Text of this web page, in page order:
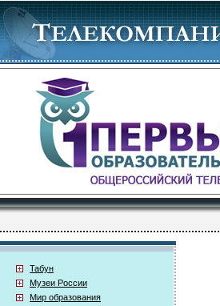
Табун
Музеи России
Мир образования